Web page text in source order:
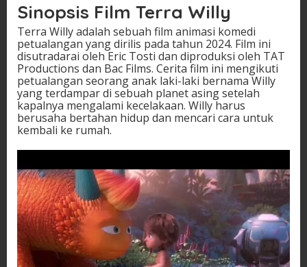
Sinopsis Film Terra Willy
Terra Willy adalah sebuah film animasi komedi
petualangan yang dirilis pada tahun 2024. Film ini
disutradarai oleh Eric Tosti dan diproduksi oleh TAT
Productions dan Bac Films. Cerita film ini mengikuti
petualangan seorang anak laki-laki bernama Willy
yang terdampar di sebuah planet asing setelah
kapalnya mengalami kecelakaan. Willy harus
berusaha bertahan hidup dan mencari cara untuk
kembali ke rumah.